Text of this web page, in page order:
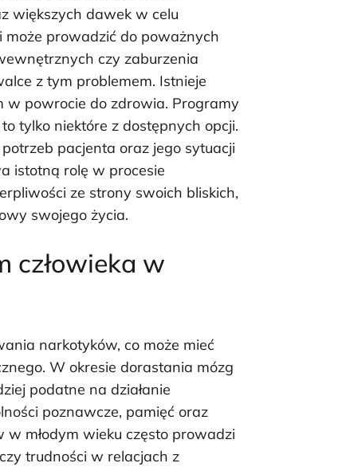
większych dawek w celu
może prowadzić do poważnych
czy zaburzenia
z tym problemem. Istnieje
w powrocie do zdrowia. Programy
tylko niektóre z dostępnych opcji.
pacjenta oraz jego sytuacji
istotną rolę w procesie
ze strony swoich bliskich,
swojego życia.
człowieka w
narkotyków, co może mieć
W okresie dorastania mózg
podatne na działanie
poznawcze, pamięć oraz
w młodym wieku często prowadzi
trudności w relacjach z